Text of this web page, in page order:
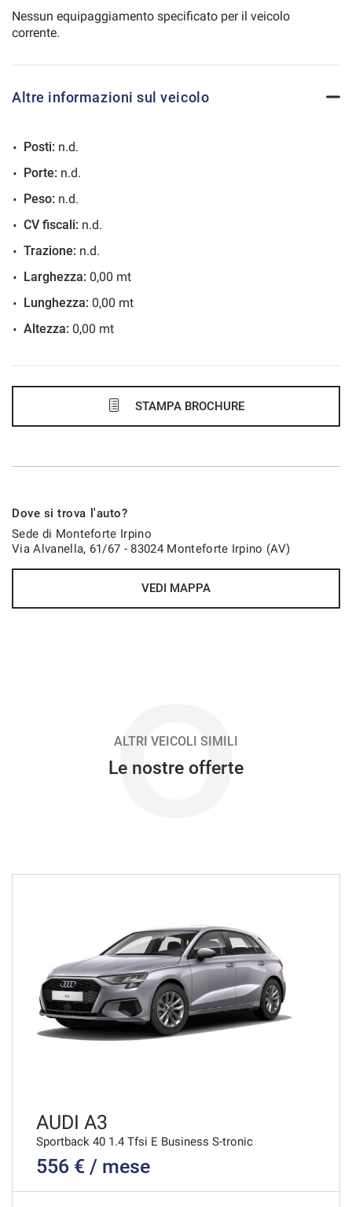
60 Mesi
60 Mesi
576€/mese
591€/mese
48 Mesi
VEDI
622€/mese
Nessun equipaggiamento specificato per il veicolo
corrente.
Altre informazioni sul veicolo
Posti: n.d.
Porte: n.d.
Peso: n.d.
CV fiscali: n.d.
Trazione: n.d.
Larghezza: 0,00 mt
Lunghezza: 0,00 mt
Altezza: 0,00 mt
STAMPA BROCHURE
Dove si trova l'auto?
Sede di Monteforte Irpino
Via Alvanella, 61/67 - 83024 Monteforte Irpino (AV)
VEDI MAPPA
O
ALTRI VEICOLI SIMILI
Le nostre offerte
AUDI A3
Sportback 40 1.4 Tfsi E Business S-tronic
556 € / mese